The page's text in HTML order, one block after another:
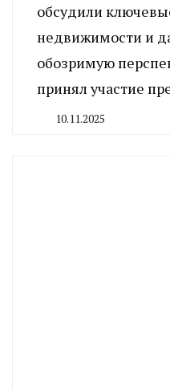
обсудили
недвижимости и
обозримую
принял участие
10.11.2025